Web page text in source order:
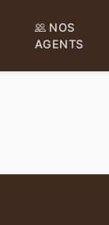
NOS
AGENTS